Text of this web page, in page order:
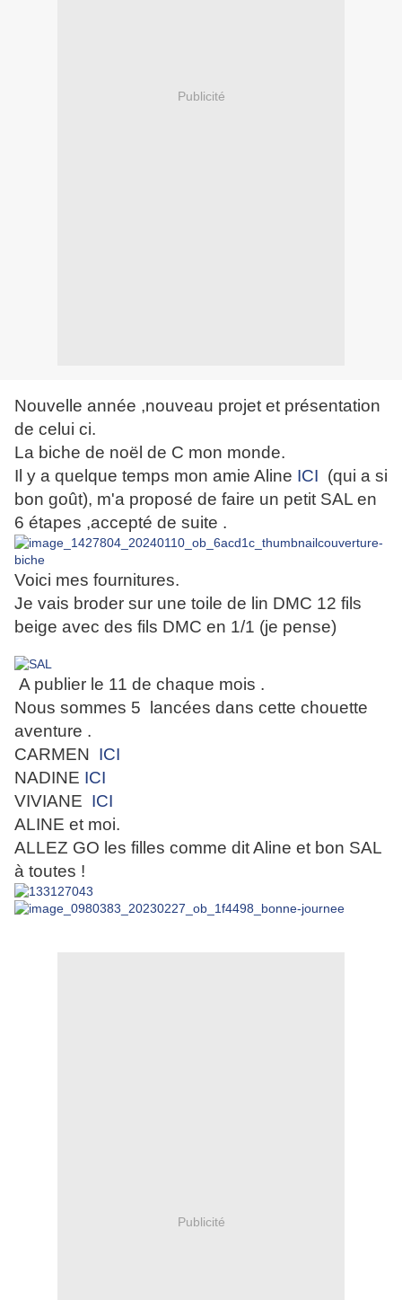
Publicité
Nouvelle année ,nouveau projet et présentation
de celui ci.
La biche de noël de C mon monde.
Il y a quelque temps mon amie Aline ICI (qui a si
bon goût), m'a proposé de faire un petit SAL en
6 étapes ,accepté de suite .
Voici mes fournitures.
Je vais broder sur une toile de lin DMC 12 fils
beige avec des fils DMC en 1/1 (je pense)
A publier le 11 de chaque mois .
Nous sommes 5 lancées dans cette chouette
aventure .
CARMEN ICI
NADINE ICI
VIVIANE ICI
ALINE et moi.
ALLEZ GO les filles comme dit Aline et bon SAL
à toutes !
Publicité